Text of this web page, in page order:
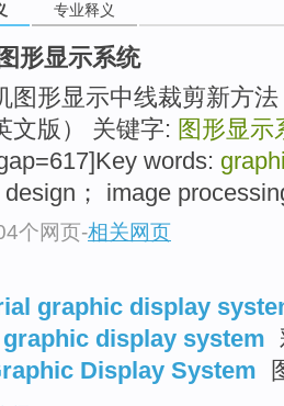
专业释义
图形显示系统
图形显示中线裁剪新方
文版） 关键字: 图形显示
words:
design； image
个网页-相关网页
graphic display
display system
Display System